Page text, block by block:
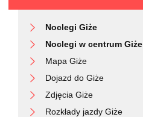
Noclegi Giże
Noclegi w centrum Giże
Mapa Giże
Dojazd do Giże
Zdjęcia Giże
Rozkłady jazdy Giże